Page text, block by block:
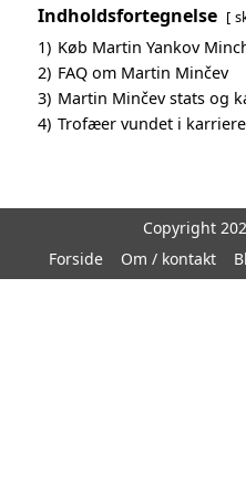
Indholdsfortegnelse
1) Køb Martin Yankov
2) FAQ om Martin Minčev
3) Martin Minčev stats og
4) Trofæer vundet i
Copyright
Forside
Om / kontakt